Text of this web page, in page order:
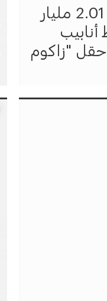
أدنوك ترسي عقد بقيمة 2.01 مليار
"زاكوم